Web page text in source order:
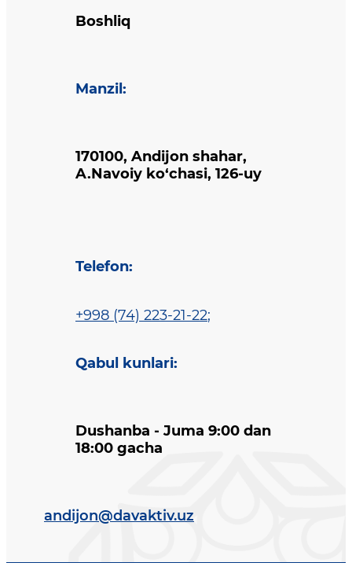
Boshliq
Manzil :
170100, Andijon shahar,
A.Navoiy ko‘chasi, 126-uy
Telefon:
+998 (74) 223-21-22;
Qabul kunlari:
Dushanba - Juma 9:00 dan
18:00 gacha
andijon@davaktiv.uz